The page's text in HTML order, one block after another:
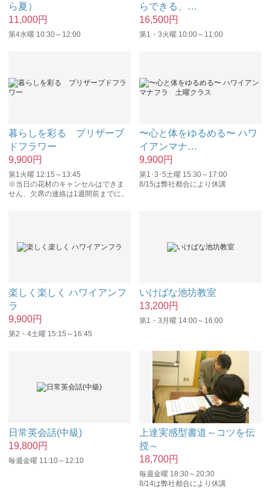
ら夏）
11,000円
第4水曜 10:30～12:00
らできる、
…
16,500円
第1・3火曜 10:00～11:00
暮らしを彩る プリザーブ
ドフラワー
9,900円
第1火曜 12:15～13:45
※当日の花材のキャンセルはできま
せん、欠席の連絡は1週間前までに。
〜心と体をゆるめる〜 ハワ
イアンマナ…
9,900円
第1･3･5土曜 15:30～17:00
8/15は弊社都合により休講
楽しく楽しく ハワイアンフ
ラ
9,900円
第2・4土曜 15:15～16:45
いけばな池坊教室
13,200円
第1・3月曜 14:00～16:00
日常英会話(中級)
19,800円
毎週金曜 11:10～12:10
上達実感型書道～コツを伝
授～
18,700円
毎週金曜 18:30～20:30
8/14は弊社都合により休講